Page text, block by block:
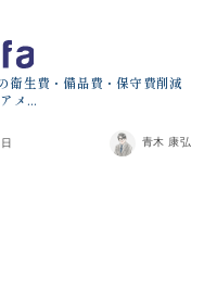
ホテル・旅館・観光業の事
衛生費・備品費・保守費削減
メ...
青木 康弘